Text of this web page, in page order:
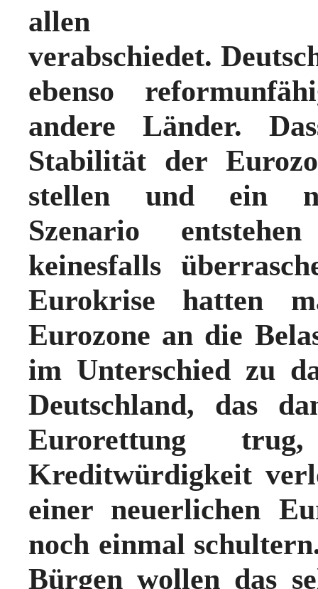
allen
verabschiedet.
ebenso
andere Länder.
Stabilität der
stellen und ein
Szenario
keinesfalls
Eurokrise hatten
Eurozone an die
im Unterschied zu
Deutschland, das
Eurorettung
Kreditwürdigkeit
einer neuerlichen
noch einmal
Bürgen wollen das